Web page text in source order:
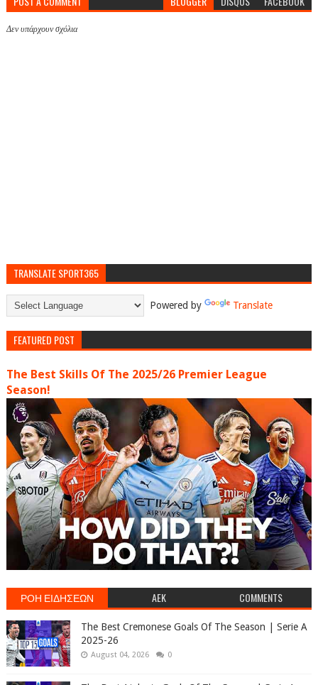
Δεν υπάρχουν σχόλια
TRANSLATE SPORT365
Powered by Translate
FEATURED POST
The Best Skills Of The 2025/26 Premier League
Season!
ΡΟΗ ΕΙΔΗΣΕΩΝ AEK COMMENTS
The Best Cremonese Goals Of The Season | Serie A
2025-26
August 04, 2026 0